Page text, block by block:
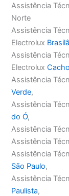
Assistência
Norte
Assistência
Electrolux
Assistência
Electrolux
Assistência
Verde,
Assistência
do Ó,
Assistência
Assistência
Assistência
São Paulo,
Assistência
Paulista,